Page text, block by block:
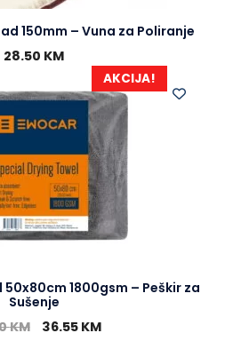
150mm – Vuna za Poliranje
28.50 KM
AKCIJA!
1800gsm – Peškir za
Sušenje
KM 36.55 KM